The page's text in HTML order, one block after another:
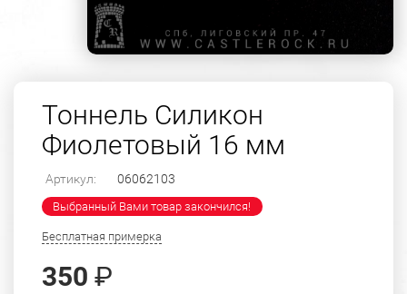
Тоннель Силикон
Фиолетовый 16 мм
Артикул: 06062103
Выбранный Вами товар закончился!
Бесплатная примерка
350 ₽